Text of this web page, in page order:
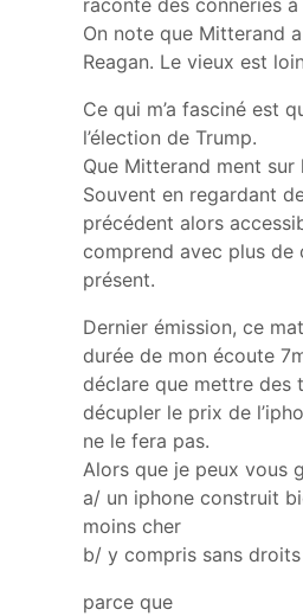
On note que Mitterand
Reagan. Le vieux est
Ce qui m’a fasciné est
l’élection de Trump.
Que Mitterand ment sur
Souvent en regardant
précédent alors
comprend avec plus
présent.
Dernier émission, ce
durée de mon écoute
déclare que mettre des
décupler le prix de
ne le fera pas.
Alors que je peux vous
a/ un iphone construit
moins cher
b/ y compris sans
parce que